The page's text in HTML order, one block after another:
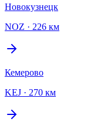
Новокузнецк
NOZ · 226 км
Кемерово
KEJ · 270 км